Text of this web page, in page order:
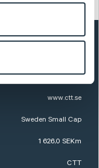
Capital Goods
www.ctt.se
Sweden Small Cap
1 626,0 SEKm
CTT